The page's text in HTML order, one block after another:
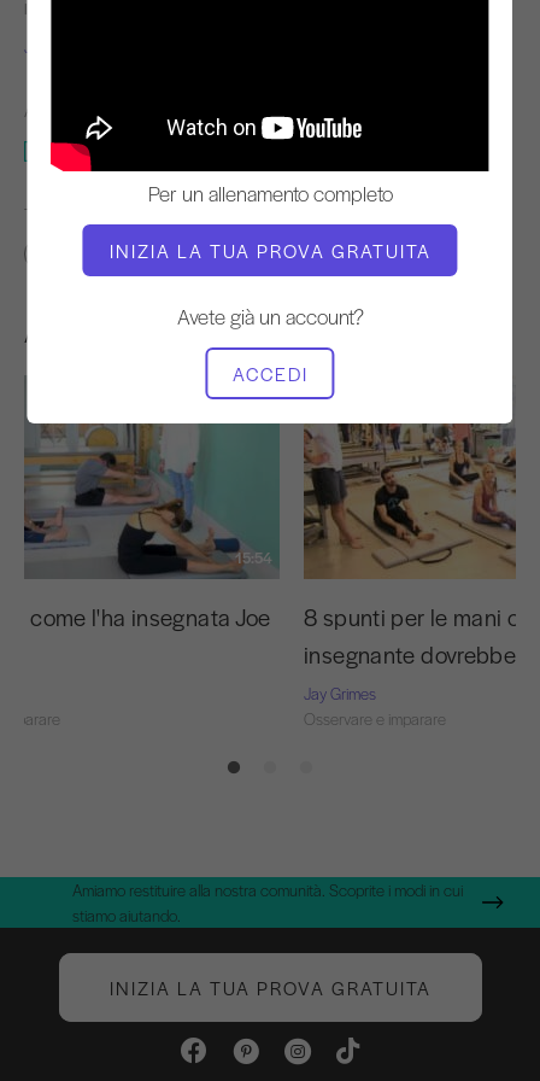
Per un allenamento completo
INIZIA LA TUA PROVA GRATUITA
Avete già un account?
ACCEDI
INSEGNANTE
Jessica Marcussen
ATTREZZATURA NECESSARIA
Mat
TROVA CLASSI SIMILI PER
20 - 30 min
Mat
Altri allenamenti che potrebbero piacervi
15:54
C come l'ha insegnata Joe
8 spunti per le mani
insegnante dovrebbe
Jay Grimes
Osservare e imparare
Amiamo restituire alla nostra comunità. Scoprite i modi in cui
stiamo aiutando.
INIZIA LA TUA PROVA GRATUITA